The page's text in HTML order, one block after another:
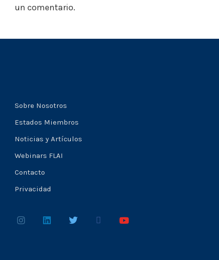
un comentario.
Sobre Nosotros
Estados Miembros
Noticias y Artículos
Webinars FLAI
Contacto
Privacidad